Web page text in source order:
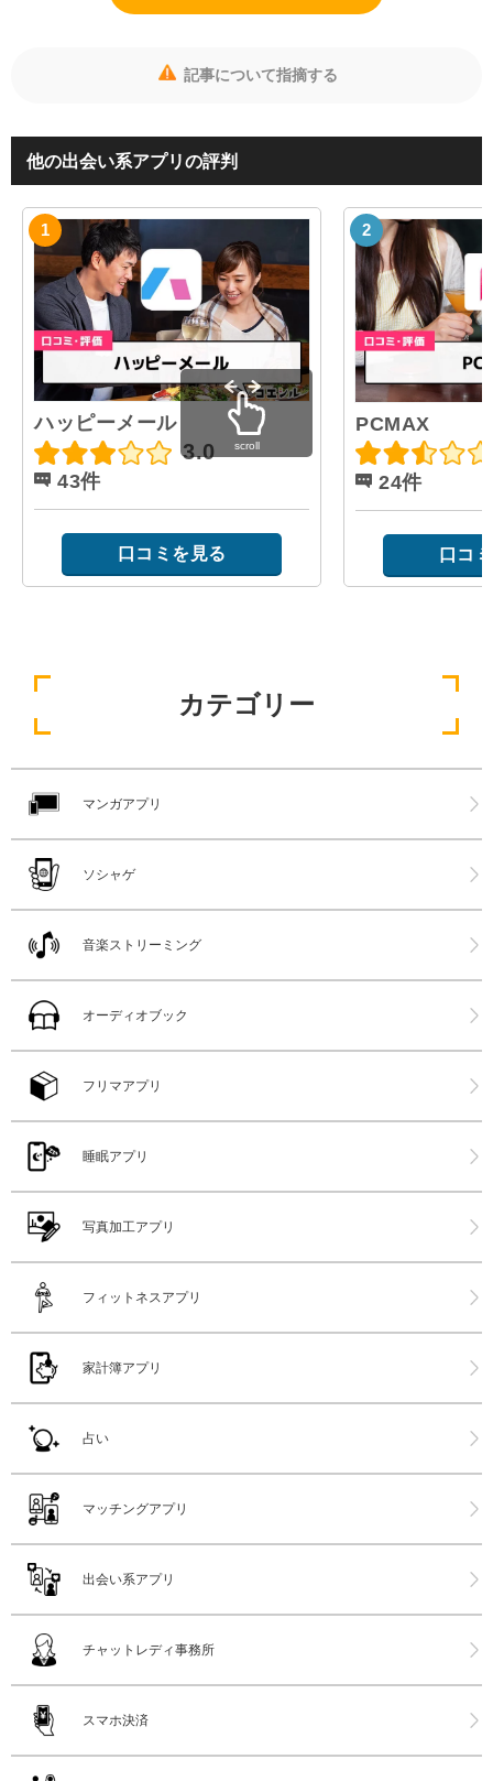
記事について指摘する
他の出会い系アプリの評判
ハッピーメール
3.0
43件
口コミを見る
PCMAX
24件
口コ
scroll
カテゴリー
マンガアプリ
ソシャゲ
音楽ストリーミング
オーディオブック
フリマアプリ
睡眠アプリ
写真加工アプリ
フィットネスアプリ
家計簿アプリ
占い
マッチングアプリ
出会い系アプリ
チャットレディ事務所
スマホ決済